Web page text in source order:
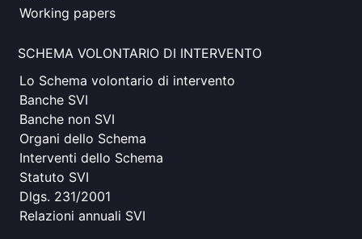
Working papers
SCHEMA VOLONTARIO DI INTERVENTO
Lo Schema volontario di intervento
Banche SVI
Banche non SVI
Organi dello Schema
Interventi dello Schema
Statuto SVI
Dlgs. 231/2001
Relazioni annuali SVI